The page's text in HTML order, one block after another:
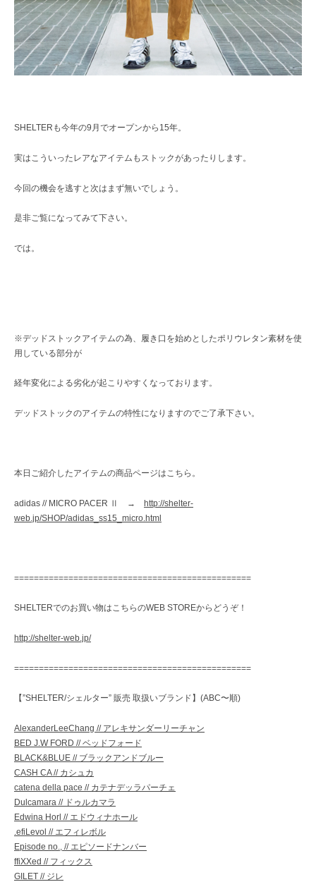
SHELTERも今年の9月でオープンから15年。
実はこういったレアなアイテムもストックがあったりします。
今回の機会を逃すと次はまず無いでしょう。
是非ご覧になってみて下さい。
では。
※デッドストックアイテムの為、履き口を始めとしたポリウレタン素材を使
用している部分が
経年変化による劣化が起こりやすくなっております。
デッドストックのアイテムの特性になりますのでご了承下さい。
本日ご紹介したアイテムの商品ページはこちら。
adidas // MICRO PACER Ⅱ → http://shelter-
web.jp/SHOP/adidas_ss15_micro.html
================================================
SHELTERでのお買い物はこちらのWEB STOREからどうぞ！
http://shelter-web.jp/
================================================
【”SHELTER/シェルター” 販売 取扱いブランド】(ABC〜順)
AlexanderLeeChang // アレキサンダーリーチャン
BED J.W FORD // ベッドフォード
BLACK&BLUE // ブラックアンドブルー
CASH CA // カシュカ
catena della pace // カテナデッラパーチェ
Dulcamara // ドゥルカマラ
Edwina Horl // エドウィナホール
.efiLevol // エフィレボル
Episode no., // エピソードナンバー
ffiXXed // フィックス
GILET // ジレ